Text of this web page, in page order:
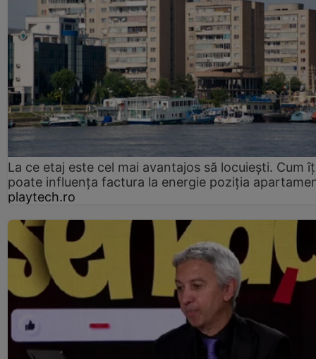
La ce etaj este cel mai avantajos să locuiești. Cum
poate influența factura la energie poziția
playtech.ro